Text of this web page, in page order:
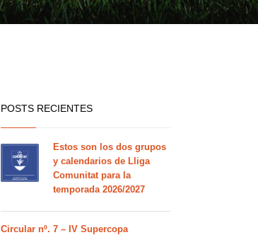
POSTS RECIENTES
Estos son los dos grupos
y calendarios de Lliga
Comunitat para la
temporada 2026/2027
Circular nº. 7 – IV Supercopa